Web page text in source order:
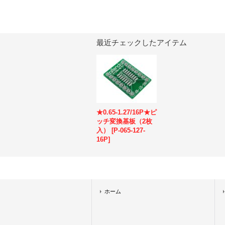
最近チェックしたアイテム
★0.65-1.27/16P★ピ
ッチ変換基板（2枚
入）
[P-065-127-
16P]
ホーム